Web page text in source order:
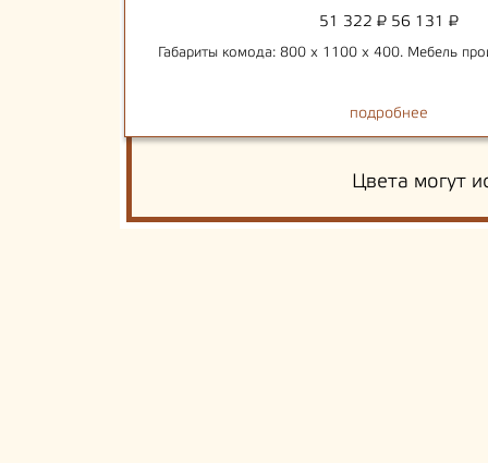
51 322 ₽ 56 131 ₽
Габариты комода: 800 х 1100 х 400. Мебель
подробнее
Цвета могут